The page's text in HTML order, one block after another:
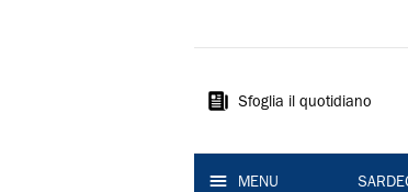
Sardegna
Sfoglia il quotidiano
MENU